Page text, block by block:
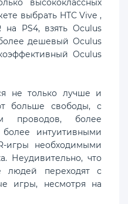
выбрать HTC Vive ,
на PS4, взять Oculus
дешевый Oculus
Oculus
не только лучше и
больше свободы, с
проводов, более
интуитивными
игры необходимыми
Неудивительно, что
переходят с
игры, несмотря на